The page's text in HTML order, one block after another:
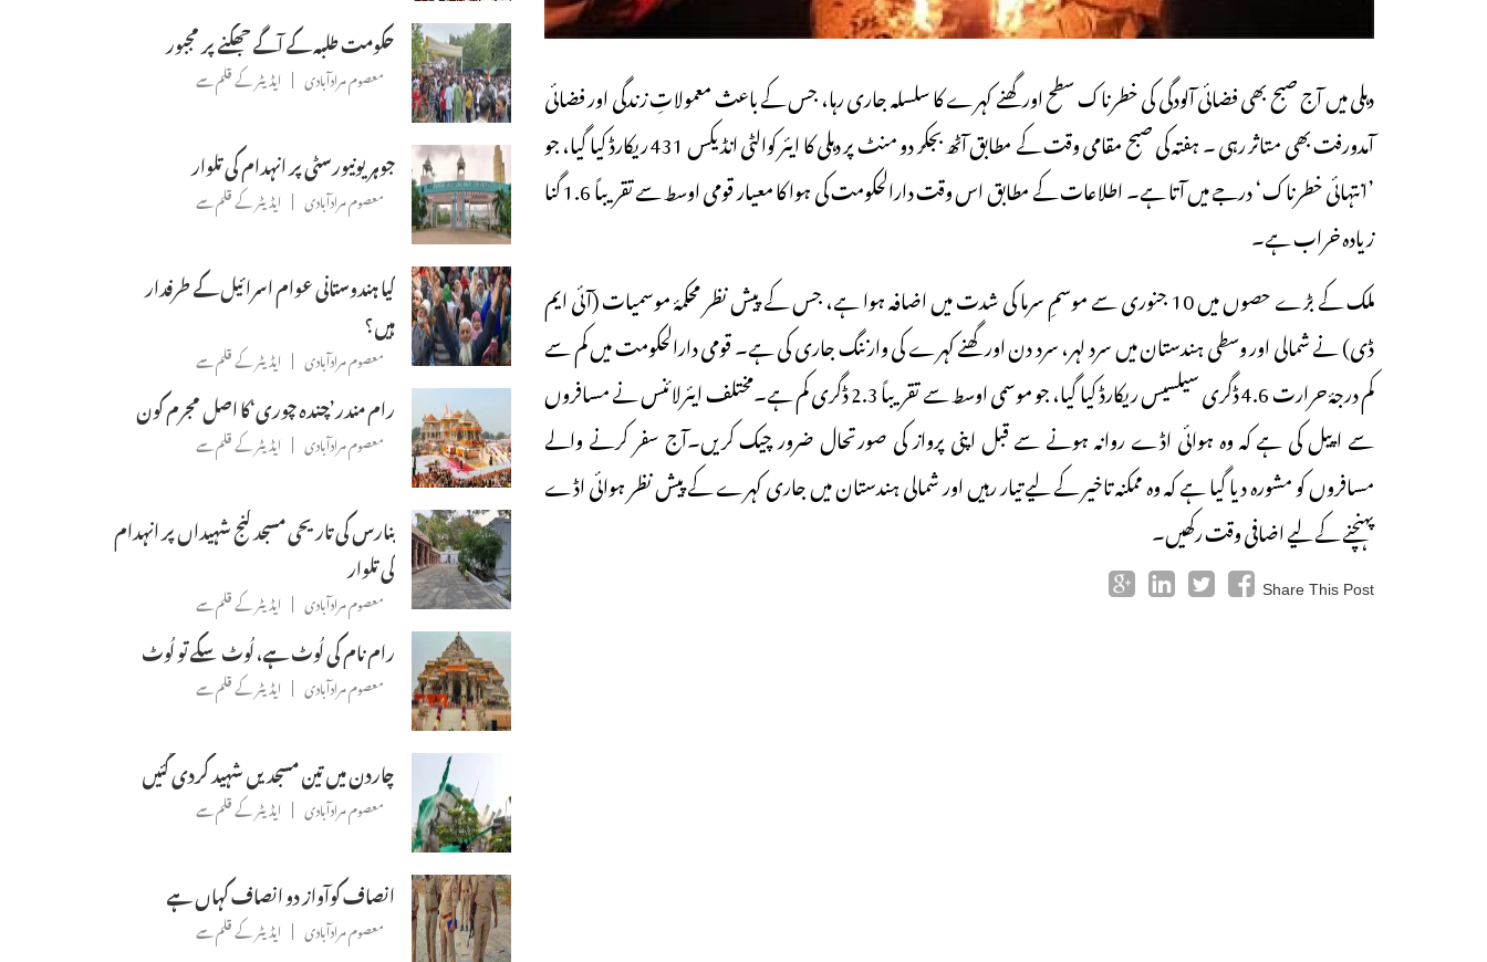
دہلی میں آج صبح بھی فضائی آلودگی کی خطرناک سطح اور گھنے کہرے کا سلسلہ جاری رہا، جس کے باعث معمولاتِ زندگی اور فضائی
آمدورفت بھی متاثر رہی ۔ ہفتہ کی صبح مقامی وقت کے مطابق آٹھ بجکر دو منٹ پر دہلی کا ایئر کوالٹی انڈیکس 431 ریکارڈ کیا گیا، جو
’انتہائی خطرناک‘ درجے میں آتا ہے۔ اطلاعات کے مطابق اس وقت دارالحکومت کی ہوا کا معیار قومی اوسط سے تقریباً 1.6 گنا
زیادہ خراب ہے۔
ملک کے بڑے حصوں میں 10 جنوری سے موسمِ سرما کی شدت میں اضافہ ہوا ہے، جس کے پیش نظر محکمۂ موسمیات (آئی ایم
ڈی) نے شمالی اور وسطی ہندستان میں سرد لہر، سرد دن اور گھنے کہرے کی وارننگ جاری کی ہے۔ قومی دارالحکومت میں کم سے
کم درجۂ حرارت 4.6 ڈگری سیلسیس ریکارڈ کیا گیا، جو موسمی اوسط سے تقریباً 2.3 ڈگری کم ہے۔مختلف ایئرلائنس نے مسافروں
سے اپیل کی ہے کہ وہ ہوائی اڈے روانہ ہونے سے قبل اپنی پرواز کی صورتحال ضرور چیک کریں۔آج سفر کرنے والے
مسافروں کو مشورہ دیا گیا ہے کہ وہ ممکنہ تاخیر کے لیے تیار رہیں اور شمالی ہندستان میں جاری کہرے کے پیش نظر ہوائی اڈے
پہنچنے کے لیے اضافی وقت رکھیں۔
Share This Post
حکومت طلبہ کے آگے جھکنے پر مجبور
معصوم مرادآبادی ایڈیٹر کے قلم سے
جوہر یونیورسٹی پر انہدام کی تلوار
معصوم مرادآبادی ایڈیٹر کے قلم سے
کیا ہندوستانی عوام اسرائیل کے طرفدار
ہیں؟
معصوم مرادآبادی ایڈیٹر کے قلم سے
رام مندر’چندہ چوری‘کا اصل مجرم کون
معصوم مرادآبادی ایڈیٹر کے قلم سے
بنارس کی تاریحی مسجد گنج شہیداں پر انہدام
کی تلوار
معصوم مرادآبادی ایڈیٹر کے قلم سے
رام نام کی لُوٹ ہے، لُوٹ سکے تو لُوٹ
معصوم مرادآبادی ایڈیٹر کے قلم سے
چاردن میں تین مسجدیں شہید کردی گئیں
معصوم مرادآبادی ایڈیٹر کے قلم سے
انصاف کوآواز دو انصاف کہاں ہے
معصوم مرادآبادی ایڈیٹر کے قلم سے